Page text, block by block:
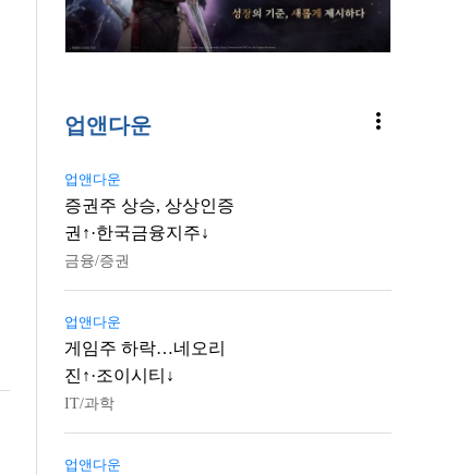
업앤다운 more_vert
업앤다운
증권주 상승, 상상인증
권↑·한국금융지주↓
금융/증권
업앤다운
게임주 하락…네오리
진↑·조이시티↓
IT/과학
업앤다운